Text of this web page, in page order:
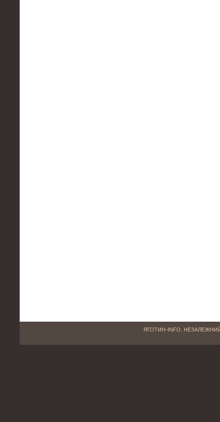
ЯГОТИН-INFO.